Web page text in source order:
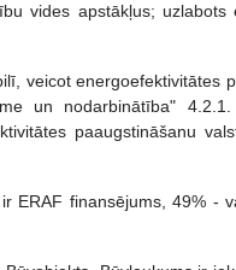
vides apstākļus;
veicot energoefektivitātes
un nodarbinātība"
paaugstināšanu
ERAF finansējums, 49% -